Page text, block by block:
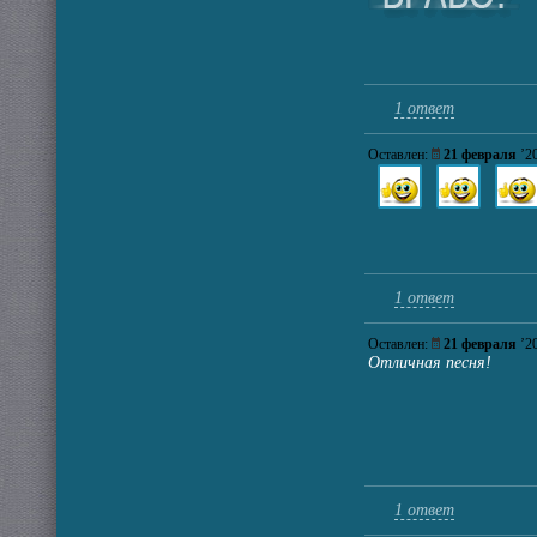
1 ответ
Оставлен: 21 февраля
1 ответ
Оставлен: 21 февраля
Отличная песня!
1 ответ